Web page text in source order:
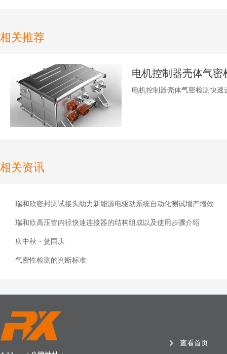
相关推荐
电机控制器壳体气密检测快速
相关资讯
瑞和欣密封测试接头助力新能源电驱动系统自动化测试增产增效
瑞和欣高压管内径快速连接器的结构组成以及使用步骤介绍
庆中秋・贺国庆
气密性检测的判断标准
查看首页